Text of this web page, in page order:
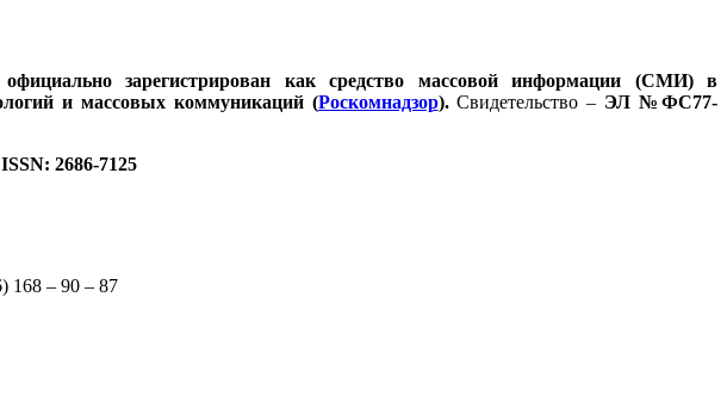
зарегистрирован как средство массовой информации (СМИ) в
и массовых коммуникаций (Роскомнадзор).Свидетельство – ЭЛ №ФС77-
2686-7125
168 – 90 – 87